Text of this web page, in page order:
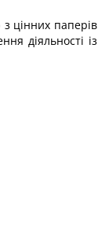
цінних паперів
діяльності із